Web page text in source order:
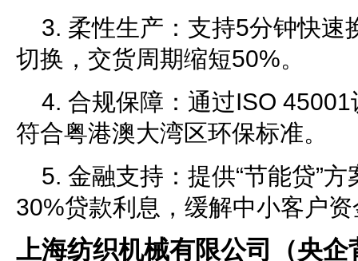
3. 柔性生产：支持5分钟快速
切换，交货周期缩短50%。
4. 合规保障：通过ISO
符合粤港澳大湾区环保标准。
5. 金融支持：提供“节能贷”
30%贷款利息，缓解中小客户
上海纺织机械有限公司（央